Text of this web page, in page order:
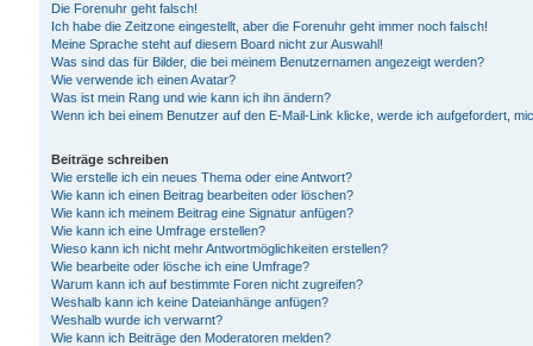
Die Forenuhr geht falsch!
Ich habe die Zeitzone eingestellt, aber die Forenuhr geht immer noch falsch!
Meine Sprache steht auf diesem Board nicht zur Auswahl!
Was sind das für Bilder, die bei meinem Benutzernamen angezeigt werden?
Wie verwende ich einen Avatar?
Was ist mein Rang und wie kann ich ihn ändern?
Wenn ich bei einem Benutzer auf den E-Mail-Link klicke, werde ich aufgefordert,
Beiträge schreiben
Wie erstelle ich ein neues Thema oder eine Antwort?
Wie kann ich einen Beitrag bearbeiten oder löschen?
Wie kann ich meinem Beitrag eine Signatur anfügen?
Wie kann ich eine Umfrage erstellen?
Wieso kann ich nicht mehr Antwortmöglichkeiten erstellen?
Wie bearbeite oder lösche ich eine Umfrage?
Warum kann ich auf bestimmte Foren nicht zugreifen?
Weshalb kann ich keine Dateianhänge anfügen?
Weshalb wurde ich verwarnt?
Wie kann ich Beiträge den Moderatoren melden?